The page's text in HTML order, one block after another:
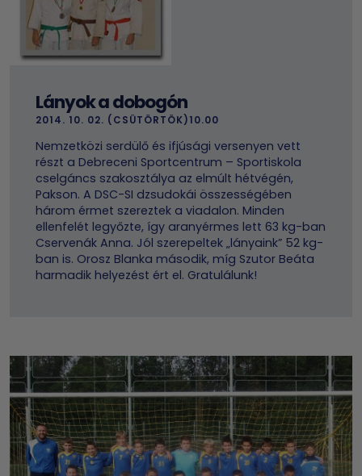
Lányok a dobogón
2014. 10. 02. (CSÜTÖRTÖK)10.00
Nemzetközi serdülő és ifjúsági versenyen vett
részt a Debreceni Sportcentrum – Sportiskola
cselgáncs szakosztálya az elmúlt hétvégén,
Pakson. A DSC-SI dzsudokái összességében
három érmet szereztek a viadalon. Minden
ellenfelét legyőzte, így aranyérmes lett 63 kg-ban
Cservenák Anna. Jól szerepeltek „lányaink” 52 kg-
ban is. Orosz Blanka második, míg Szutor Beáta
harmadik helyezést ért el. Gratulálunk!